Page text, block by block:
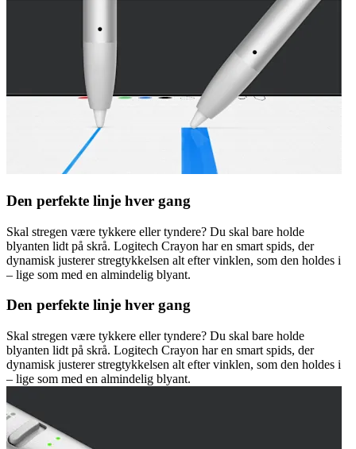
Den perfekte linje hver gang
Skal stregen være tykkere eller tyndere? Du skal bare holde
blyanten lidt på skrå. Logitech Crayon har en smart spids, der
dynamisk justerer stregtykkelsen alt efter vinklen, som den holdes i
– lige som med en almindelig blyant.
Den perfekte linje hver gang
Skal stregen være tykkere eller tyndere? Du skal bare holde
blyanten lidt på skrå. Logitech Crayon har en smart spids, der
dynamisk justerer stregtykkelsen alt efter vinklen, som den holdes i
– lige som med en almindelig blyant.